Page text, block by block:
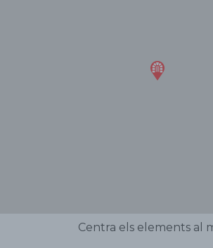
Centra els elements al